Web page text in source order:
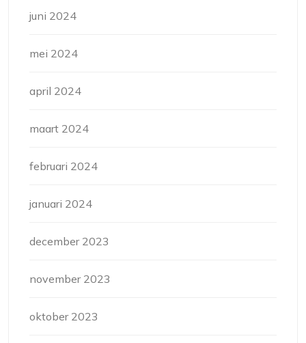
juni 2024
mei 2024
april 2024
maart 2024
februari 2024
januari 2024
december 2023
november 2023
oktober 2023